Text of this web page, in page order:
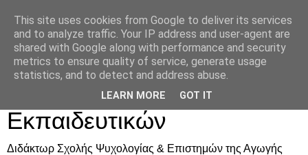
Δρ. Ράνια Χιουρέα-
Συμβουλευτική &
Υποστήριξη Γονέων &
Εκπαιδευτικών
Διδάκτωρ Σχολής Ψυχολογίας & Επιστημών της Αγωγής
This site uses cookies from Google to deliver its services
and to analyze traffic. Your IP address and user-agent are
shared with Google along with performance and security
metrics to ensure quality of service, generate usage
statistics, and to detect and address abuse.
LEARN MORE GOT IT